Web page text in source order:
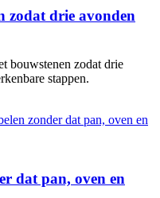
zodat drie avonden
bouwstenen zodat drie
stappen.
dat pan, oven en